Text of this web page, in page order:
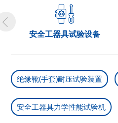

安全工器具试验设备
绝缘靴(手套)耐压试验装置
安全工器具力学性能试验机